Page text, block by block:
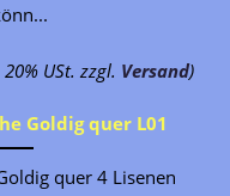
USt. zzgl. Versand)
Goldig quer L01
quer 4 Lisenen